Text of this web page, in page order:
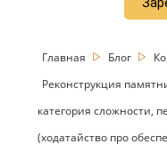
Главная Блог
Реконструкция
категория сложности,
(ходатайство про